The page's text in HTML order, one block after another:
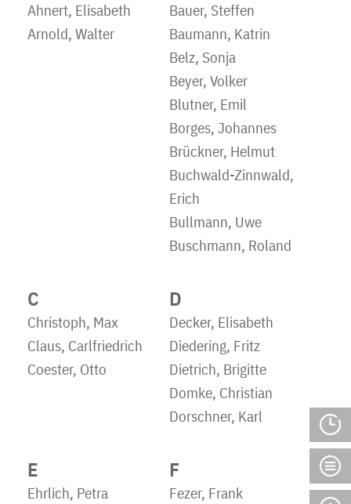
Ahnert, Elisabeth
Arnold, Walter
Bauer, Steffen
Baumann, Katrin
Belz, Sonja
Beyer, Volker
Blutner, Emil
Borges, Johannes
Brückner, Helmut
Buchwald-Zinnwald,
Erich
Bullmann, Uwe
Buschmann, Roland
C
Christoph, Max
Claus, Carlfriedrich
Coester, Otto
D
Decker, Elisabeth
Diedering, Fritz
Dietrich, Brigitte
Domke, Christian
Dorschner, Karl
E
Ehrlich, Petra
F
Fezer, Frank